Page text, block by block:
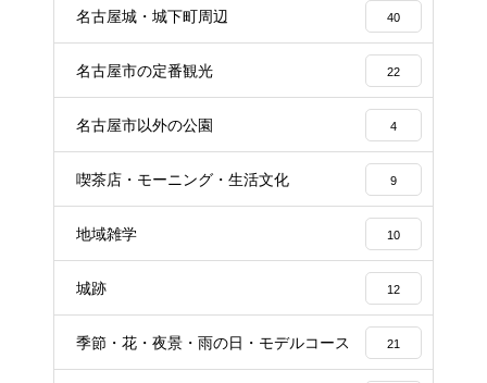
名古屋城・城下町周辺 40
名古屋市の定番観光 22
名古屋市以外の公園 4
喫茶店・モーニング・生活文化 9
地域雑学 10
城跡 12
季節・花・夜景・雨の日・モデルコース 21